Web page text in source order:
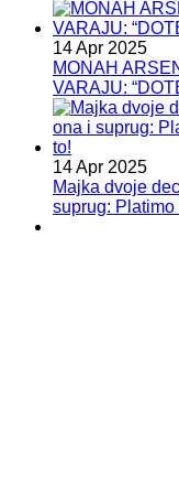
14 Apr 2025
MONAH
VARAJU:
14 Apr 2025
Majka dvoje
suprug: